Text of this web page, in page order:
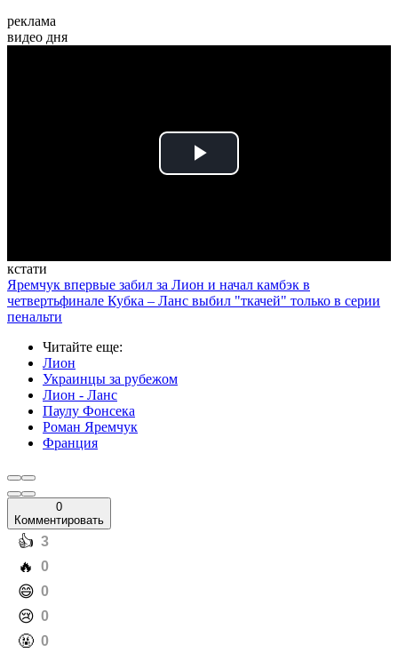
реклама
видео дня
Play
кстати
Яремчук впервые забил за Лион и начал камбэк в
четвертьфинале Кубка – Ланс выбил "ткачей" только в серии
пенальти
Читайте еще:
Лион
Украинцы за рубежом
Лион - Ланс
Паулу Фонсека
Роман Яремчук
Франция
0
Комментировать
️👍 3
️🔥 0
️😄 0
️😢 0
️🤬 0